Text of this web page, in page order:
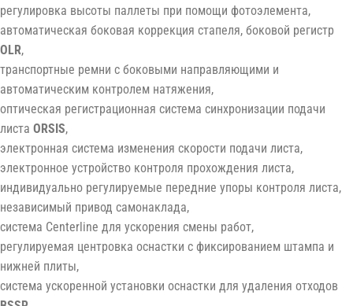
регулировка высоты паллеты при помощи фотоэлемента,
автоматическая боковая коррекция стапеля, боковой регистр
OLR,
транспортные ремни с боковыми направляющими и
автоматическим контролем натяжения,
оптическая регистрационная система синхронизации подачи
листа ORSIS,
электронная система изменения скорости подачи листа,
электронное устройство контроля прохождения листа,
индивидуально регулируемые передние упоры контроля листа,
независимый привод самонаклада,
система Centerline для ускорения смены работ,
регулируемая центровка оснастки с фиксированием штампа и
нижней плиты,
система ускоренной установки оснастки для удаления отходов